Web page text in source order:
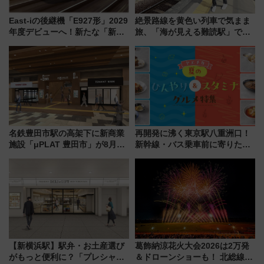
East-iの後継機「E927形」2029
年度デビューへ！新たな「新幹
説【JR東日本】
絶景路線を黄色い列車で気まま
旅、「海が見える難読駅」で幸
「新・鉄道ひとり旅」279回目
の舞台は「島原鉄道」
名鉄豊田市駅の高架下に新商業
施設「μPLAT 豊田市」が8月26
再開発に沸く東京駅八重洲口！
新幹線・バス乗車前に寄りたい
やり＆スタミナグルメ」6選【新
店舗も！】
【新横浜駅】駅弁・お土産選び
がもっと便利に？「プレシャス
葛飾納涼花火大会2026は2万発
＆ドローンショーも！ 北総線を